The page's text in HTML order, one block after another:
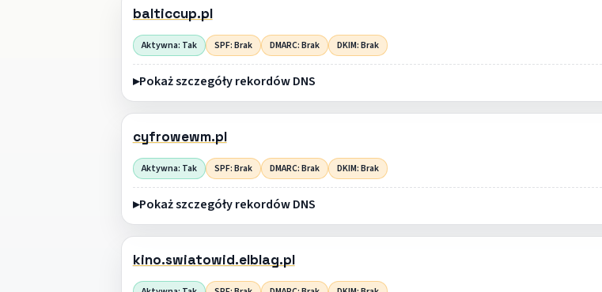
balticcup.pl
Aktywna: Tak SPF: Brak DMARC: Brak DKIM: Brak
Pokaż szczegóły rekordów DNS
cyfrowewm.pl
Aktywna: Tak SPF: Brak DMARC: Brak DKIM: Brak
Pokaż szczegóły rekordów DNS
kino.swiatowid.elblag.pl